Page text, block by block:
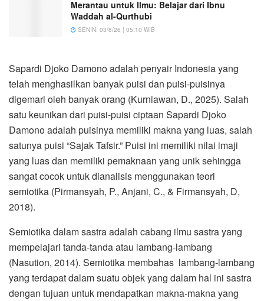
Merantau untuk Ilmu: Belajar dari Ibnu
Waddah al-Qurthubi
SENIN, 03/8/26 | 05:10 WIB
Sapardi Djoko Damono adalah penyair Indonesia yang
telah menghasilkan banyak puisi dan puisi-puisinya
digemari oleh banyak orang (Kurniawan, D., 2025). Salah
satu keunikan dari puisi-puisi ciptaan Sapardi Djoko
Damono adalah puisinya memiliki makna yang luas, salah
satunya puisi “Sajak Tafsir.” Puisi ini memiliki nilai imaji
yang luas dan memiliki pemaknaan yang unik sehingga
sangat cocok untuk dianalisis menggunakan teori
semiotika (Pirmansyah, P., Anjani, C., & Firmansyah, D,
2018).
Semiotika dalam sastra adalah cabang ilmu sastra yang
mempelajari tanda-tanda atau lambang-lambang
(Nasution, 2014). Semiotika membahas lambang-lambang
yang terdapat dalam suatu objek yang dalam hal ini sastra
dengan tujuan untuk mendapatkan makna-makna yang